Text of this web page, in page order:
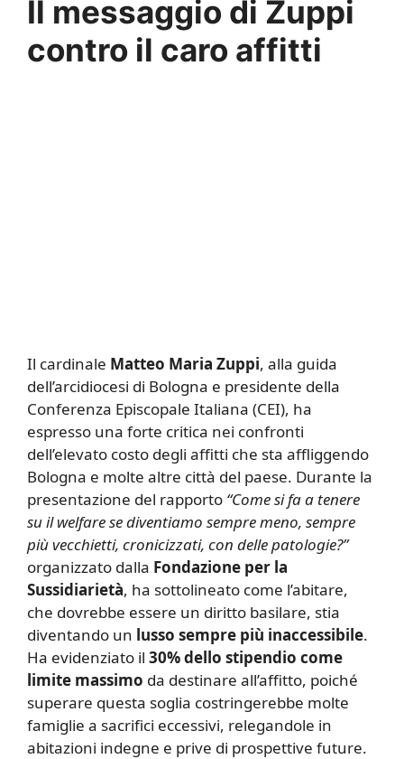
Il messaggio di Zuppi
contro il caro affitti
Il cardinale Matteo Maria Zuppi, alla guida
dell’arcidiocesi di Bologna e presidente della
Conferenza Episcopale Italiana (CEI), ha
espresso una forte critica nei confronti
dell’elevato costo degli affitti che sta affliggendo
Bologna e molte altre città del paese. Durante la
presentazione del rapporto “Come si fa a tenere
su il welfare se diventiamo sempre meno, sempre
più vecchietti, cronicizzati, con delle patologie?”
organizzato dalla Fondazione per la
Sussidiarietà, ha sottolineato come l’abitare,
che dovrebbe essere un diritto basilare, stia
diventando un lusso sempre più inaccessibile.
Ha evidenziato il 30% dello stipendio come
limite massimo da destinare all’affitto, poiché
superare questa soglia costringerebbe molte
famiglie a sacrifici eccessivi, relegandole in
abitazioni indegne e prive di prospettive future.